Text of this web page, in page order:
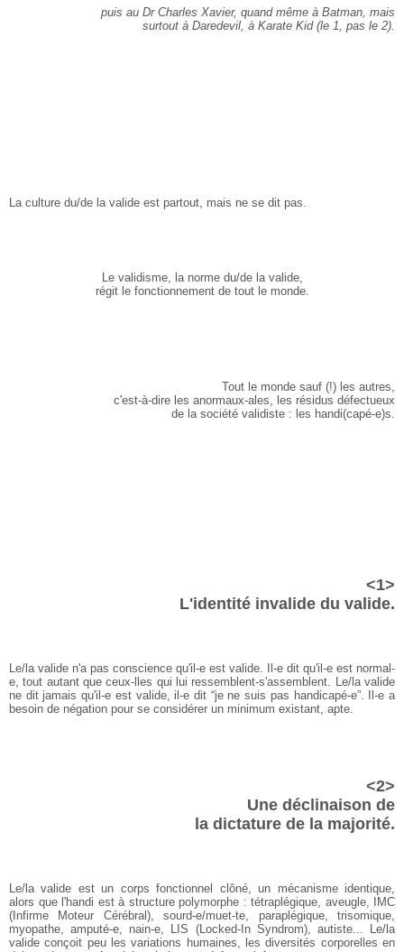
puis au Dr Charles Xavier, quand même à Batman, mais
surtout à Daredevil, à Karate Kid (le 1, pas le 2).
La culture du/de la valide est partout, mais ne se dit pas.
Le validisme, la norme du/de la valide,
régit le fonctionnement de tout le monde.
Tout le monde sauf (!) les autres,
c'est-à-dire les anormaux-ales, les résidus défectueux
de la société validiste : les handi(capé-e)s.
<1>
L'identité invalide du valide.
Le/la valide n'a pas conscience qu'il-e est valide. Il-e dit qu'il-e est normal-
e, tout autant que ceux-lles qui lui ressemblent-s'assemblent. Le/la valide
ne dit jamais qu'il-e est valide, il-e dit “je ne suis pas handicapé-e”. Il-e a
besoin de négation pour se considérer un minimum existant, apte.
<2>
Une déclinaison de
la dictature de la majorité.
Le/la valide est un corps fonctionnel clôné, un mécanisme identique,
alors que l'handi est à structure polymorphe : tétraplégique, aveugle, IMC
(Infirme Moteur Cérébral), sourd-e/muet-te, paraplégique, trisomique,
myopathe, amputé-e, nain-e, LIS (Locked-In Syndrom), autiste... Le/la
valide conçoit peu les variations humaines, les diversités corporelles en